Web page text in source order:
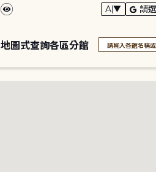
地圖式查詢各區分館